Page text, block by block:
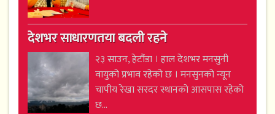
देशभर साधारणतया बदली रहने
२३ साउन, हेटौंडा । हाल देशभर मनसुनी
वायुको प्रभाव रहेको छ । मनसुनको न्यून
चापीय रेखा सरदर स्थानको आसपास रहेको
छ...